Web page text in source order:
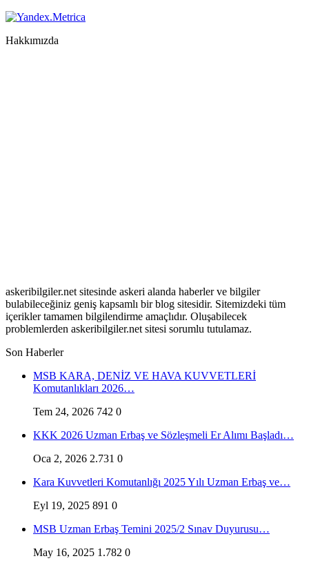
Hakkımızda
askeribilgiler.net sitesinde askeri alanda haberler ve bilgiler
bulabileceğiniz geniş kapsamlı bir blog sitesidir. Sitemizdeki tüm
içerikler tamamen bilgilendirme amaçlıdır. Oluşabilecek
problemlerden askeribilgiler.net sitesi sorumlu tutulamaz.
Son Haberler
MSB KARA, DENİZ VE HAVA KUVVETLERİ
Komutanlıkları 2026…
Tem 24, 2026 742 0
KKK 2026 Uzman Erbaş ve Sözleşmeli Er Alımı Başladı…
Oca 2, 2026 2.731 0
Kara Kuvvetleri Komutanlığı 2025 Yılı Uzman Erbaş ve…
Eyl 19, 2025 891 0
MSB Uzman Erbaş Temini 2025/2 Sınav Duyurusu…
May 16, 2025 1.782 0